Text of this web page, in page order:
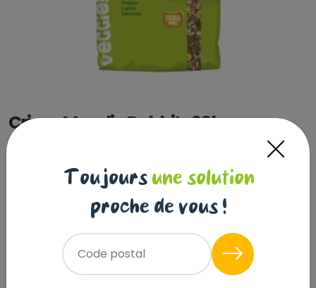
Crispy Muesli - Rabbits 20kg
Crispy Muesli - Rabbits 20kg Lire la suite
Choisir mon magasin Sélectionner
Livraison à domicile (offerte dès
Toujours une solution
proche de vous !
Code postal